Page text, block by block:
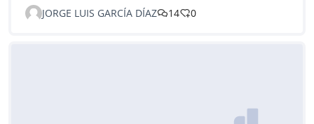
JORGE LUIS GARCÍA DÍAZ 14 0